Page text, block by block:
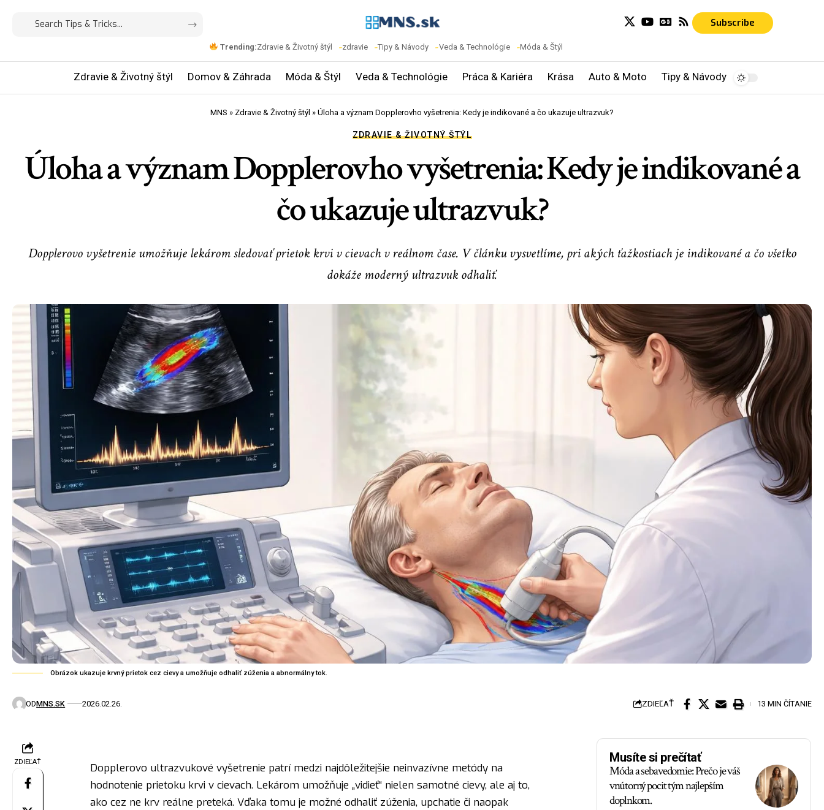
Trending:Zdravie & Životný štýl zdravie Tipy & Návody Veda & Technológie Móda & Štýl
Subscribe
Zdravie & Životný štýl Domov & Záhrada Móda & Štýl Veda & Technológie Práca & Kariéra Krása Auto & Moto Tipy & Návody
MNS » Zdravie & Životný štýl » Úloha a význam Dopplerovho vyšetrenia: Kedy je indikované a čo ukazuje ultrazvuk?
ZDRAVIE & ŽIVOTNÝ ŠTÝL
Úloha a význam Dopplerovho vyšetrenia: Kedy je indikované a
čo ukazuje ultrazvuk?
Dopplerovo vyšetrenie umožňuje lekárom sledovať prietok krvi v cievach v reálnom čase. V článku vysvetlíme, pri akých ťažkostiach je indikované a čo všetko
dokáže moderný ultrazvuk odhaliť.
Obrázok ukazuje krvný prietok cez cievy a umožňuje odhaliť zúženia a abnormálny tok.
ODMNS.SK 2026.02.26. ZDIEĽAŤ 13 MIN ČÍTANIE
ZDIEĽAŤ
Dopplerovo ultrazvukové vyšetrenie patrí medzi najdôležitejšie neinvazívne metódy na
hodnotenie prietoku krvi v cievach. Lekárom umožňuje „vidieť“ nielen samotné cievy, ale aj to,
ako cez ne krv reálne preteká. Vďaka tomu je možné odhaliť zúženia, upchatie či naopak
Musíte si prečítať
Móda a sebavedomie: Prečo je váš
vnútorný pocit tým najlepším
doplnkom.